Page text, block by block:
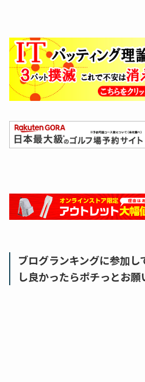
ブログランキングに参加し
し良かったらポチっとお願